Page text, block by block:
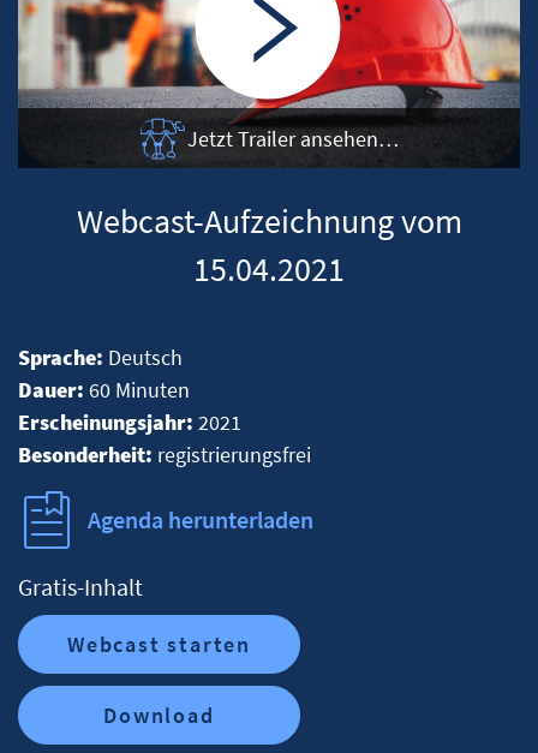
Jetzt Trailer ansehen…
Webcast-Aufzeichnung vom
15.04.2021
Sprache: Deutsch
Dauer: 60 Minuten
Erscheinungsjahr: 2021
Besonderheit: registrierungsfrei
Agenda herunterladen
Gratis-Inhalt
Webcast starten
Download